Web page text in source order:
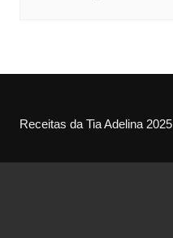
Receitas da Tia Adelina 2025